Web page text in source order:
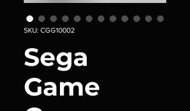
SKU: CGG10002
Sega
Game